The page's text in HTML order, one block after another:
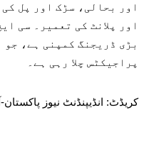
اور بحالی، سڑک اور پل
اور پلانٹ کی تعمیر۔ سی
بڑی ڈریجنگ کمپنی ہے،
پراجیکٹس چلا رہی ہے۔
کریڈٹ: انڈیپنڈنٹ نیوز